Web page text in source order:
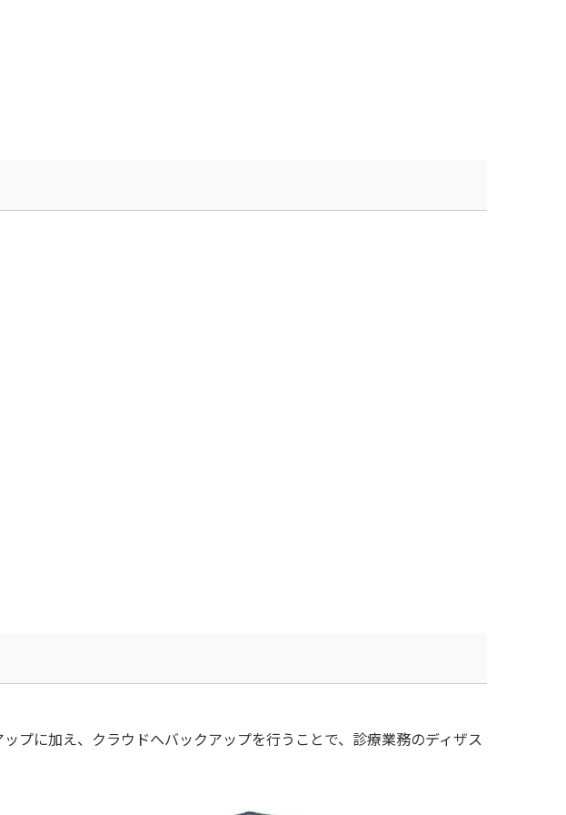
プに加え、クラウドへバックアップを行うことで、診療業務のディザス